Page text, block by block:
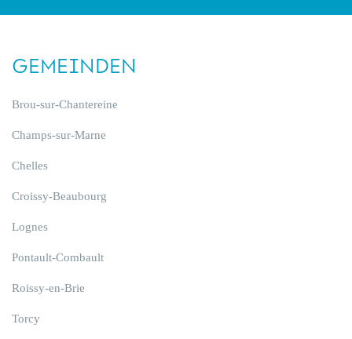
GEMEINDEN
Brou-sur-Chantereine
Champs-sur-Marne
Chelles
Croissy-Beaubourg
Lognes
Pontault-Combault
Roissy-en-Brie
Torcy